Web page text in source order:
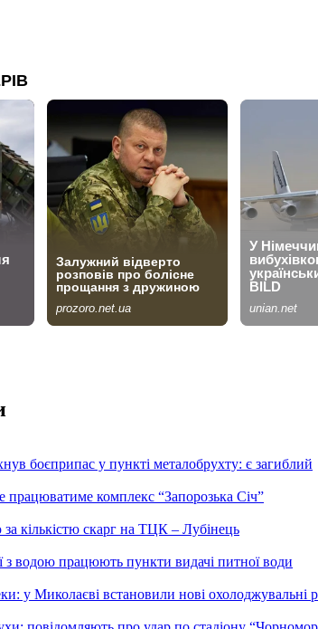
боєприпас у пункті металобрухту: є загиблий
працюватиме комплекс “Запорозька Січ”
кількістю скарг на ТЦК – Лубінець
з водою працюють пункти видачі питної води
у Миколаєві встановили нові охолоджувальні